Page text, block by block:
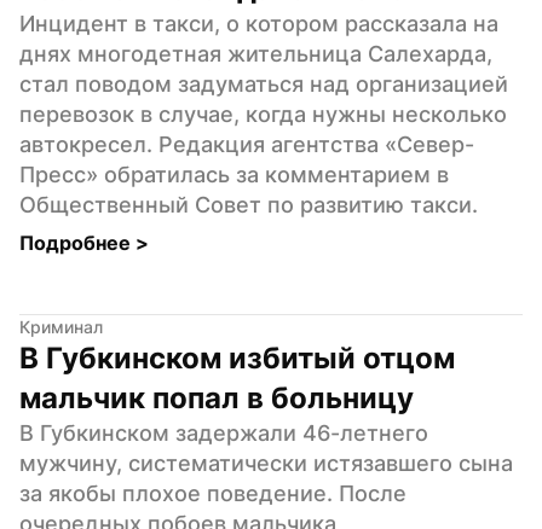
Инцидент в такси, о котором рассказала на
днях многодетная жительница Салехарда,
стал поводом задуматься над организацией
перевозок в случае, когда нужны несколько
автокресел. Редакция агентства «Север-
Пресс» обратилась за комментарием в
Общественный Совет по развитию такси.
Подробнее >
Криминал
В Губкинском избитый отцом
мальчик попал в больницу
В Губкинском задержали 46-летнего
мужчину, систематически истязавшего сына
за якобы плохое поведение. После
очередных побоев мальчика